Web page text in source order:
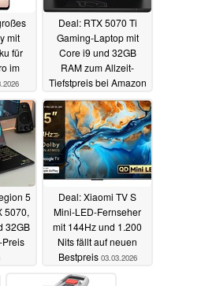
mit
für
im
Deal: RTX 5070 Ti
Gaming-Laptop mit
Core i9 und 32GB
RAM zum Allzeit-
Tiefstpreis bei Amazon
03.03.2026
5
5070,
32GB
Preis
Deal: Xiaomi TV S
Mini-LED-Fernseher
mit 144Hz und 1.200
Nits fällt auf neuen
Bestpreis 03.03.2026